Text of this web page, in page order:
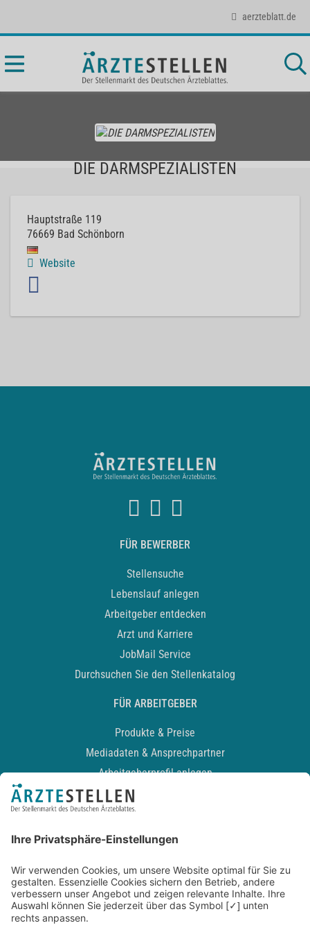
aerzteblatt.de
DIE DARMSPEZIALISTEN
Hauptstraße 119
76669 Bad Schönborn
Website
FÜR BEWERBER
Stellensuche
Lebenslauf anlegen
Arbeitgeber entdecken
Arzt und Karriere
JobMail Service
Durchsuchen Sie den Stellenkatalog
FÜR ARBEITGEBER
Produkte & Preise
Mediadaten & Ansprechpartner
Arbeitgeberprofil anlegen
Recruiting-Podcast
Kontakt
Datenschutz
Newsletter